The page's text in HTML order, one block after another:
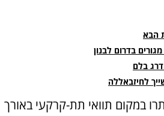
הבא
בדרום לבנון
בלם
לחיזבאללה
במקום תוואי תת-קרקעי באורך